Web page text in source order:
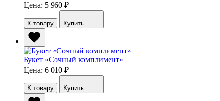
Цена: 5 960 ₽
К товару Купить
Букет «Сочный комплимент»
Цена: 6 010 ₽
К товару Купить